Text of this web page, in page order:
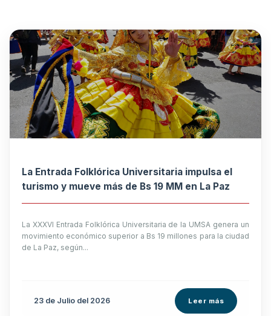
La Entrada Folklórica Universitaria impulsa el
turismo y mueve más de Bs 19 MM en La Paz
La XXXVI Entrada Folklórica Universitaria de la UMSA genera un
movimiento económico superior a Bs 19 millones para la ciudad
de La Paz, según...
23 de Julio del 2026 Leer más